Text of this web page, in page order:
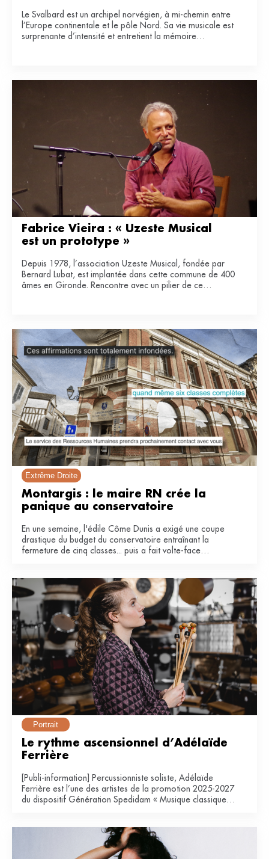
Le Svalbard est un archipel norvégien, à mi-chemin entre
l’Europe continentale et le pôle Nord. Sa vie musicale est
surprenante d’intensité et entretient la mémoire
Fabrice Vieira : « Uzeste Musical
est un prototype »
Depuis 1978, l’association Uzeste Musical, fondée par
Bernard Lubat, est implantée dans cette commune de 400
âmes en Gironde. Rencontre avec un pilier de ce
Extrême Droite
Montargis : le maire RN crée la
En une semaine, l'édile Côme Dunis a exigé une coupe
drastique du budget du conservatoire entraînant la
fermeture de cinq classes... puis a fait volte-face
Portrait
Le rythme ascensionnel d’Adélaïde
Ferrière
[Publi-information] Percussionniste soliste, Adélaïde
Ferrière est l’une des artistes de la promotion 2025-2027
du dispositif Génération Spedidam « Musique classique &